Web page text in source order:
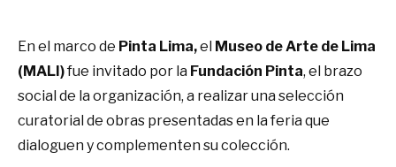
En el marco de Pinta Lima,el Museo de Arte de Lima
(MALI)fue invitado por la Fundación Pinta, el brazo
social de la organización, a realizar una selección
curatorial de obras presentadas en la feria que
dialoguen y complementen su colección.